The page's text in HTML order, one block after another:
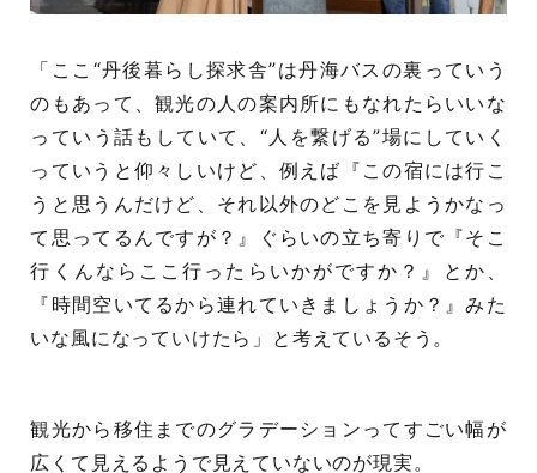
「ここ“丹後暮らし探求舎”は丹海バスの裏っていう
のもあって、観光の人の案内所にもなれたらいいな
っていう話もしていて、“人を繋げる”場にしていく
っていうと仰々しいけど、例えば『この宿には行こ
うと思うんだけど、それ以外のどこを見ようかなっ
て思ってるんですが？』ぐらいの立ち寄りで『そこ
行くんならここ行ったらいかがですか？』とか、
『時間空いてるから連れていきましょうか？』みた
いな風になっていけたら」と考えているそう。
観光から移住までのグラデーションってすごい幅が
広くて見えるようで見えていないのが現実。